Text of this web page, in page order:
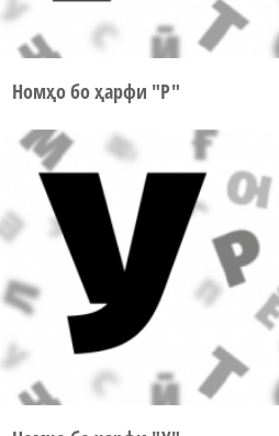
Номҳо бо ҳарфи "Р"